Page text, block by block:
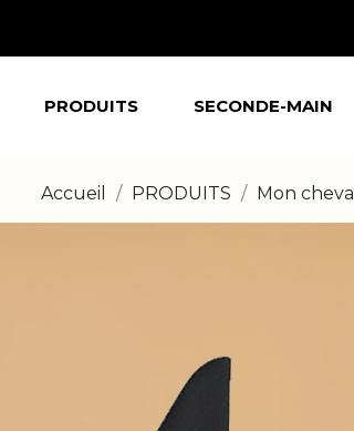
PRODUITS SECONDE-MAIN
Accueil PRODUITS Mon cheval